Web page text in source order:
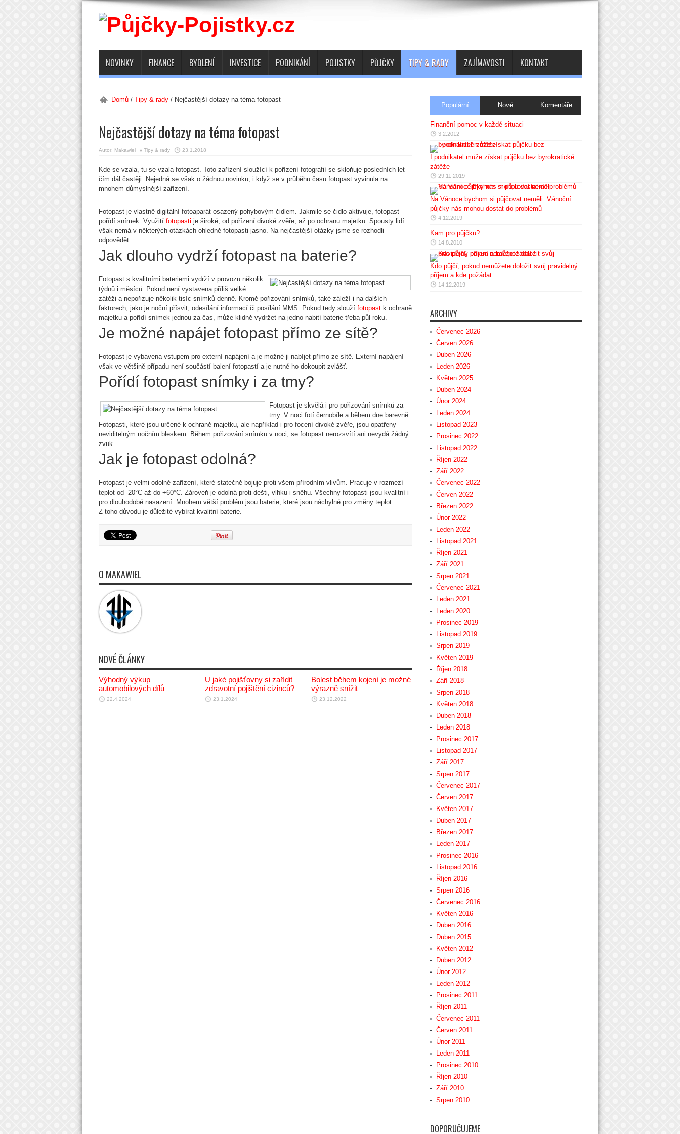
NOVINKY FINANCE BYDLENÍ INVESTICE PODNIKÁNÍ POJISTKY PŮJČKY TIPY & RADY ZAJÍMAVOSTI KONTAKT
Domů/ Tipy & rady/ Nejčastější dotazy na téma fotopast
Nejčastější dotazy na téma fotopast
Autor: Makawiel v Tipy & rady 23.1.2018
Kde se vzala, tu se vzala fotopast. Toto zařízení sloužící k pořízení fotografií se skloňuje posledních let
čím dál častěji. Nejedná se však o žádnou novinku, i když se v průběhu času fotopast vyvinula na
mnohem důmyslnější zařízení.
Fotopast je vlastně digitální fotoaparát osazený pohybovým čidlem. Jakmile se čidlo aktivuje, fotopast
pořídí snímek. Využití fotopasti je široké, od pořízení divoké zvěře, až po ochranu majetku. Spousty lidí
však nemá v některých otázkách ohledně fotopasti jasno. Na nejčastější otázky jsme se rozhodli
odpovědět.
Jak dlouho vydrží fotopast na baterie?
Fotopast s kvalitními bateriemi vydrží v provozu několik
týdnů i měsíců. Pokud není vystavena příliš velké
zátěži a nepořizuje několik tisíc snímků denně. Kromě pořizování snímků, také záleží i na dalších
faktorech, jako je noční přísvit, odesílání informací či posílání MMS. Pokud tedy slouží fotopastk ochraně
majetku a pořídí snímek jednou za čas, může klidně vydržet na jedno nabití baterie třeba půl roku.
Je možné napájet fotopast přímo ze sítě?
Fotopast je vybavena vstupem pro externí napájení a je možné ji nabíjet přímo ze sítě. Externí napájení
však ve většině případu není součástí balení fotopastí a je nutné ho dokoupit zvlášť.
Pořídí fotopast snímky i za tmy?
Fotopast je skvělá i pro pořizování snímků za
tmy. V noci fotí černobíle a během dne barevně.
Fotopasti, které jsou určené k ochraně majetku, ale například i pro focení divoké zvěře, jsou opatřeny
neviditelným nočním bleskem. Během pořizování snímku v noci, se fotopast nerozsvítí ani nevydá žádný
zvuk.
Jak je fotopast odolná?
Fotopast je velmi odolné zařízení, které statečně bojuje proti všem přírodním vlivům. Pracuje v rozmezí
teplot od -20°C až do +60°C. Zároveň je odolná proti dešti, vlhku i sněhu. Všechny fotopasti jsou kvalitní i
pro dlouhodobé nasazení. Mnohem větší problém jsou baterie, které jsou náchylné pro změny teplot.
Z toho důvodu je důležité vybírat kvalitní baterie.
O MAKAWIEL
NOVÉ ČLÁNKY
Výhodný výkup
automobilových dílů
22.4.2024
U jaké pojišťovny si zařídit
zdravotní pojištění cizinců?
23.1.2024
Bolest během kojení je možné
výrazně snížit
23.12.2022
Populární Nové Komentáře
Finanční pomoc v každé situaci
3.2.2012
I podnikatel může získat půjčku bez byrokratické
zátěže
29.11.2019
Na Vánoce bychom si půjčovat neměli. Vánoční
půjčky nás mohou dostat do problémů
4.12.2019
Kam pro půjčku?
14.8.2010
Kdo půjčí, pokud nemůžete doložit svůj pravidelný
příjem a kde požádat
14.12.2019
ARCHIVY
Červenec 2026
Červen 2026
Duben 2026
Leden 2026
Květen 2025
Duben 2024
Únor 2024
Leden 2024
Listopad 2023
Prosinec 2022
Listopad 2022
Říjen 2022
Září 2022
Červenec 2022
Červen 2022
Březen 2022
Únor 2022
Leden 2022
Listopad 2021
Říjen 2021
Září 2021
Srpen 2021
Červenec 2021
Leden 2021
Leden 2020
Prosinec 2019
Listopad 2019
Srpen 2019
Květen 2019
Říjen 2018
Září 2018
Srpen 2018
Květen 2018
Duben 2018
Leden 2018
Prosinec 2017
Listopad 2017
Září 2017
Srpen 2017
Červenec 2017
Červen 2017
Květen 2017
Duben 2017
Březen 2017
Leden 2017
Prosinec 2016
Listopad 2016
Říjen 2016
Srpen 2016
Červenec 2016
Květen 2016
Duben 2016
Duben 2015
Květen 2012
Duben 2012
Únor 2012
Leden 2012
Prosinec 2011
Říjen 2011
Červenec 2011
Červen 2011
Únor 2011
Leden 2011
Prosinec 2010
Říjen 2010
Září 2010
Srpen 2010
DOPORUČUJEME